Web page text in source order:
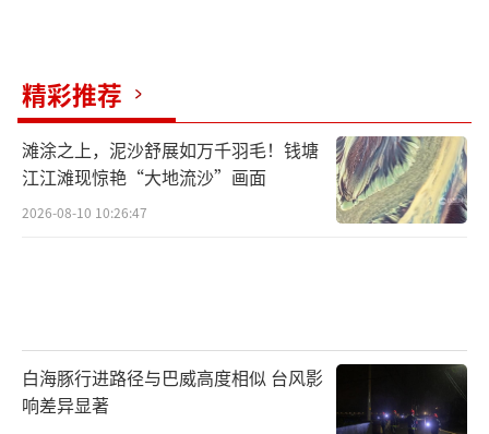
精彩推荐
滩涂之上，泥沙舒展如万千羽毛！钱塘
江江滩现惊艳“大地流沙”画面
2026-08-10 10:26:47
白海豚行进路径与巴威高度相似 台风影
响差异显著